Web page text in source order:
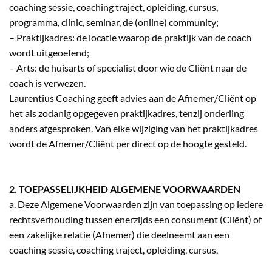
coaching sessie, coaching traject, opleiding, cursus,
programma, clinic, seminar, de (online) community;
– Praktijkadres: de locatie waarop de praktijk van de coach
wordt uitgeoefend;
– Arts: de huisarts of specialist door wie de Cliënt naar de
coach is verwezen.
Laurentius Coaching geeft advies aan de Afnemer/Cliënt op
het als zodanig opgegeven praktijkadres, tenzij onderling
anders afgesproken. Van elke wijziging van het praktijkadres
wordt de Afnemer/Cliënt per direct op de hoogte gesteld.
2. TOEPASSELIJKHEID ALGEMENE VOORWAARDEN
a. Deze Algemene Voorwaarden zijn van toepassing op iedere
rechtsverhouding tussen enerzijds een consument (Cliënt) of
een zakelijke relatie (Afnemer) die deelneemt aan een
coaching sessie, coaching traject, opleiding, cursus,